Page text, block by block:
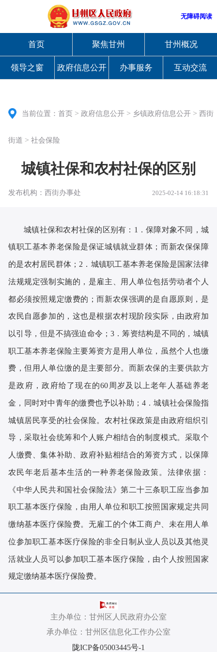
无障碍阅读
首页 聚焦甘州 甘州概况
领导之窗 政府信息公开 办事服务 互动交流
当前位置：首页 >政府信息公开 > 乡镇政府信息公开 >西街
街道 >社会保险
城镇社保和农村社保的区别
发布机构：西街办事处 2025-02-14 16:18:31
城镇社保和农村社保的区别有： 1．保障对象不同，城
镇职工基本养老保险是保证城镇就业群体；而新农保保障
的是农村居民群体； 2．城镇职工基本养老保险是国家法律
法规规定强制实施的，是雇主、用人单位包括劳动者个人
都必须按照规定缴费的；而新农保强调的是自愿原则，是
农民自愿参加的，这也是根据农村现阶段实际，由政府加
以引导，但是不搞强迫命令； 3．筹资结构是不同的，城镇
职工基本养老保险主要筹资方是用人单位，虽然个人也缴
费，但用人单位缴的是主要部分。而新农保的主要供款方
是政府，政府给了现在的60周岁及以上老年人基础养老
金，同时对中青年的缴费也予以补助； 4．城镇社会保险指
城镇居民享受的社会保险。农村社保政策是由政府组织引
导，采取社会统筹和个人账户相结合的制度模式。采取个
人缴费、集体补助、政府补贴相结合的筹资方式，以保障
农民年老后基本生活的一种养老保险政策。 法律依据：
《中华人民共和国社会保险法》第二十三条职工应当参加
职工基本医疗保险，由用人单位和职工按照国家规定共同
缴纳基本医疗保险费。 无雇工的个体工商户、未在用人单
位参加职工基本医疗保险的非全日制从业人员以及其他灵
活就业人员可以参加职工基本医疗保险，由个人按照国家
规定缴纳基本医疗保险费。
主办单位：甘州区人民政府办公室
承办单位：甘州区信息化工作办公室
陇ICP备05003445号-1